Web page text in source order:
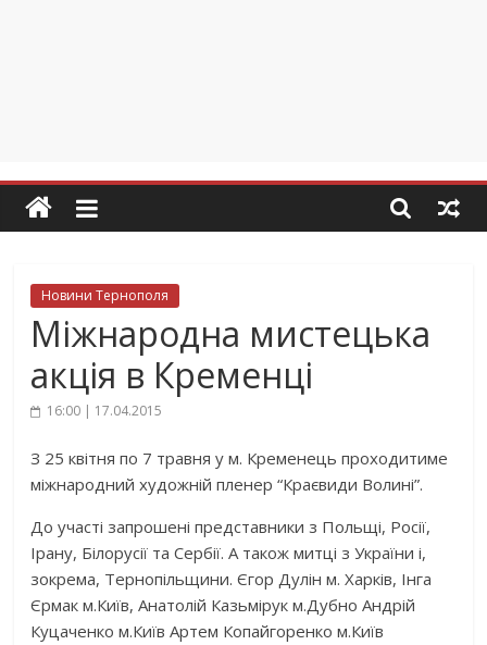
Новини Тернополя
Міжнародна мистецька
акція в Кременці
16:00 | 17.04.2015
З 25 квітня по 7 травня у м. Кременець проходитиме
міжнародний художній пленер “Краєвиди Волині”.
До участі запрошені представники з Польщі, Росії,
Ірану, Білорусії та Сербії. А також митці з України і,
зокрема, Тернопільщини. Єгор Дулін м. Харків, Інга
Єрмак м.Київ, Анатолій Казьмірук м.Дубно Андрій
Куцаченко м.Київ Артем Копайгоренко м.Київ